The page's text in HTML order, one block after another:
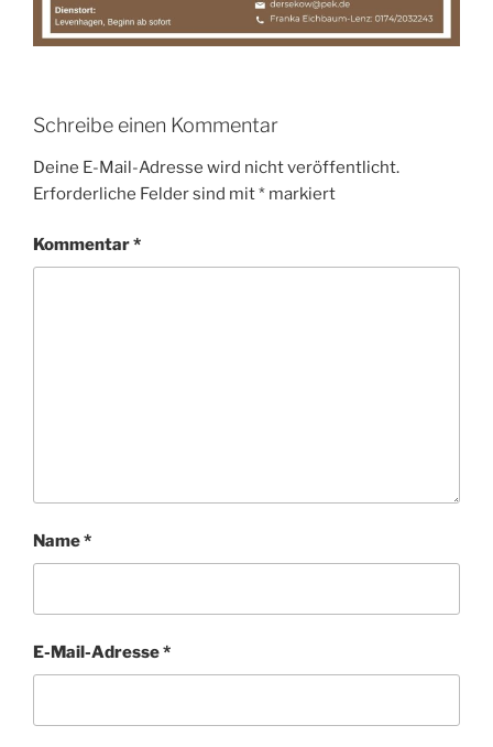
Schreibe einen Kommentar
Deine E-Mail-Adresse wird nicht veröffentlicht.
Erforderliche Felder sind mit* markiert
Kommentar*
Name*
E-Mail-Adresse*